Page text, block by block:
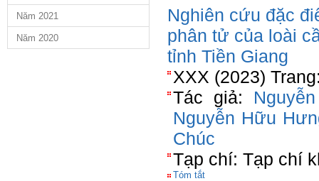
Năm 2021
Năm 2020
Nghiên cứu đặc
phân tử của loài
tỉnh Tiền Giang
XXX (2023)
Tác giả:
Nguyễn Hữu
Chúc
Tạp chí: Tạp chí
Tóm tắt